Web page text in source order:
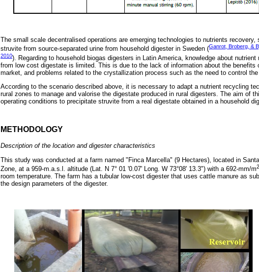
The small scale decentralised operations are emerging technologies to nutrients
struvite from source-separated urine from household digester in Sweden (Ganrot, Broberg, &
2010). Regarding to household biogas digesters in Latin America, knowledge about
from low cost digestate is limited. This is due to the lack of information about the
market, and problems related to the crystallization process such as the need to control
According to the scenario described above, it is necessary to adapt a nutrient recycling
rural zones to manage and valorise the digestate produced in rural digesters. The aim of
operating conditions to precipitate struvite from a real digestate obtained in a household
METHODOLOGY
Description of the location and digester characteristics
This study was conducted at a farm named "Finca Marcella" (9 Hectares), located in
Zone, at a 959-m.a.s.l. altitude (Lat. N 7° 01 '0.07' Long. W 73°08' 13.3") with a 692-mm/m2
room temperature. The farm has a tubular low-cost digester that uses cattle manure as
the design parameters of the digester.